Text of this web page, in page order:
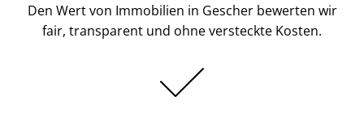
Den Wert von Immobilien in Gescher bewerten wir
fair, transparent und ohne versteckte Kosten.